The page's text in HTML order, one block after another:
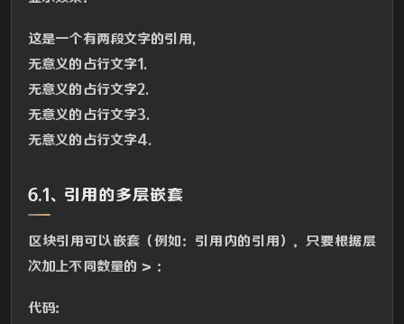
这是一个有两段文字的引用,
无意义的占行文字1.
无意义的占行文字2.
无意义的占行文字3.
无意义的占行文字4.
6.1、引用的多层嵌套
区块引用可以嵌套（例如：引用内的引用），只要根据层
次加上不同数量的 > ：
代码：